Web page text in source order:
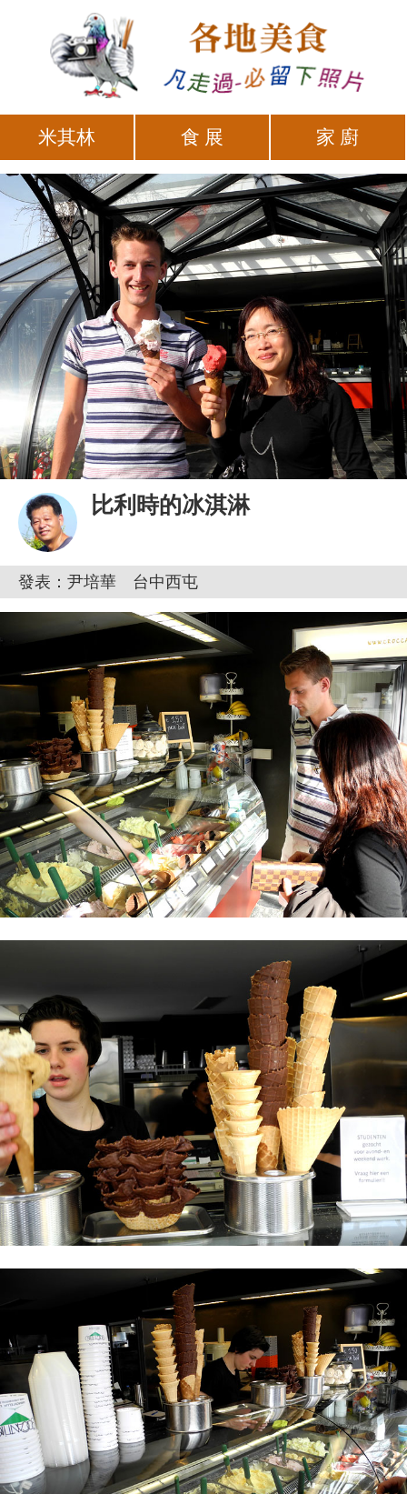
米其林 食 展 家 廚
比利時的冰淇淋
發表：尹培華 台中西屯